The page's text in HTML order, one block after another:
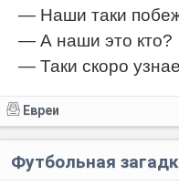
— Наши таки
— А наши это кто?
— Таки скоро
Евреи
Футбольная